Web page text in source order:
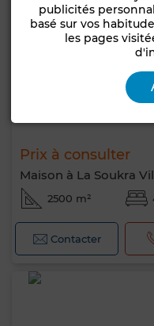
Prix à consulter
Maison à La Soukra
2500 m²
Contacter
publicités
basé sur vos
les pages